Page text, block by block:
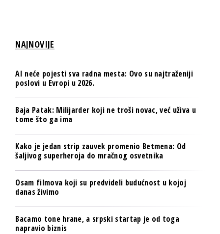
NAJNOVIJE
AI neće pojesti sva radna mesta: Ovo su najtraženiji
poslovi u Evropi u 2026.
Baja Patak: Milijarder koji ne troši novac, već uživa u
tome što ga ima
Kako je jedan strip zauvek promenio Betmena: Od
šaljivog superheroja do mračnog osvetnika
Osam filmova koji su predvideli budućnost u kojoj
danas živimo
Bacamo tone hrane, a srpski startap je od toga
napravio biznis